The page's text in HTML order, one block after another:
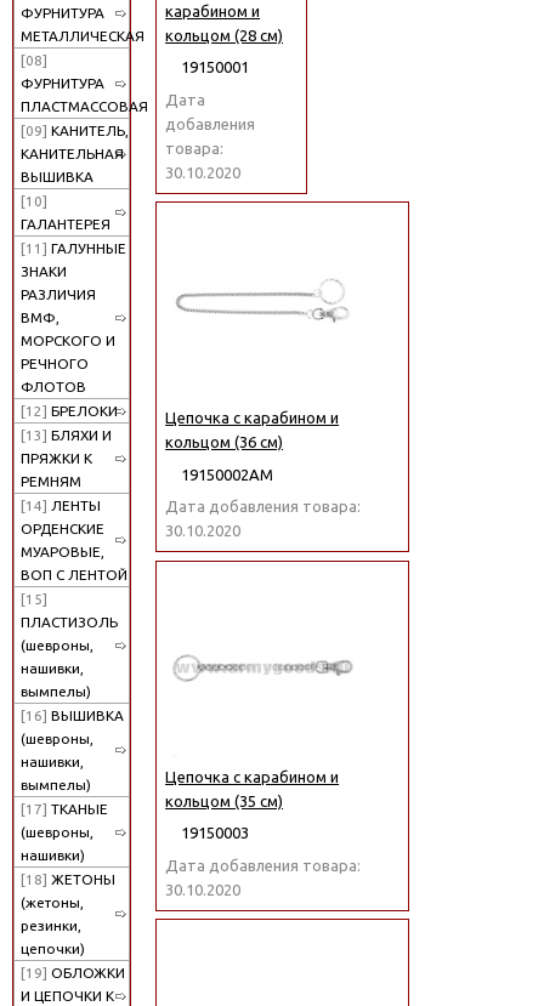
ФУРНИТУРА
МЕТАЛЛИЧЕСКАЯ
[08]
ФУРНИТУРА
ПЛАСТМАССОВАЯ
[09] КАНИТЕЛЬ,
КАНИТЕЛЬНАЯ
ВЫШИВКА
[10]
ГАЛАНТЕРЕЯ
[11] ГАЛУННЫЕ
ЗНАКИ
РАЗЛИЧИЯ
ВМФ,
МОРСКОГО И
РЕЧНОГО
ФЛОТОВ
[12] БРЕЛОКИ
[13] БЛЯХИ И
ПРЯЖКИ К
РЕМНЯМ
[14] ЛЕНТЫ
ОРДЕНСКИЕ
МУАРОВЫЕ,
ВОП С ЛЕНТОЙ
[15]
ПЛАСТИЗОЛЬ
(шевроны,
нашивки,
вымпелы)
[16] ВЫШИВКА
(шевроны,
нашивки,
вымпелы)
[17] ТКАНЫЕ
(шевроны,
нашивки)
[18] ЖЕТОНЫ
(жетоны,
резинки,
цепочки)
[19] ОБЛОЖКИ
И ЦЕПОЧКИ К
карабином и
кольцом (28 см)
19150001
Дата
добавления
товара:
30.10.2020
Цепочка с карабином и
кольцом (36 см)
19150002АМ
Дата добавления товара:
30.10.2020
Цепочка с карабином и
кольцом (35 см)
19150003
Дата добавления товара:
30.10.2020